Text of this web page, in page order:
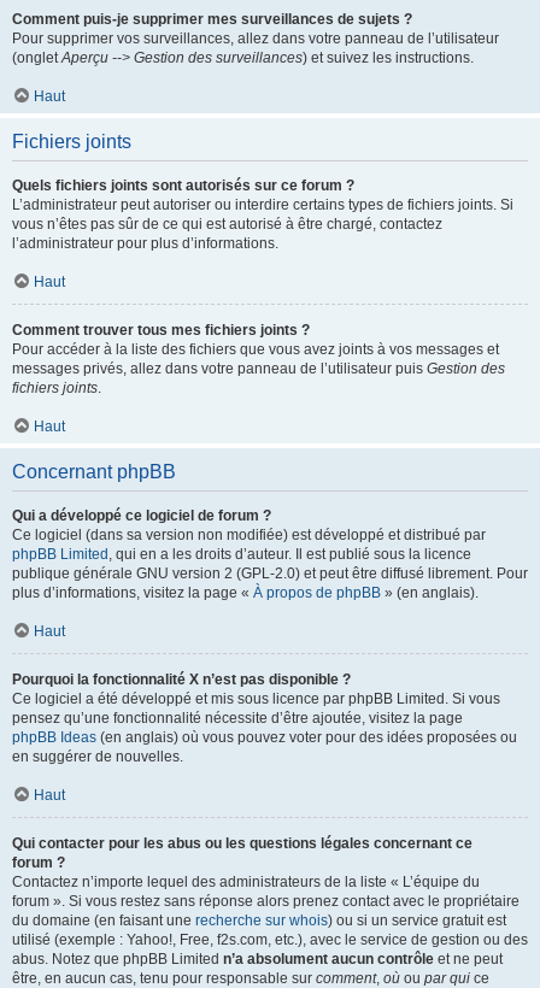
Comment puis-je supprimer mes surveillances de sujets ?
Pour supprimer vos surveillances, allez dans votre panneau de l’utilisateur
(ongletAperçu --> Gestion des surveillances) et suivez les instructions.
Haut
Fichiers joints
Quels fichiers joints sont autorisés sur ce forum ?
L’administrateur peut autoriser ou interdire certains types de fichiers joints. Si
vous n’êtes pas sûr de ce qui est autorisé à être chargé, contactez
l’administrateur pour plus d’informations.
Haut
Comment trouver tous mes fichiers joints ?
Pour accéder à la liste des fichiers que vous avez joints à vos messages et
messages privés, allez dans votre panneau de l’utilisateur puis Gestion des
fichiers joints.
Haut
Concernant phpBB
Qui a développé ce logiciel de forum ?
Ce logiciel (dans sa version non modifiée) est développé et distribué par
phpBB Limited , qui en a les droits d’auteur. Il est publié sous la licence
publique générale GNU version 2 (GPL-2.0) et peut être diffusé librement. Pour
plus d’informations, visitez la page « À propos de phpBB » (en anglais).
Haut
Pourquoi la fonctionnalité X n’est pas disponible ?
Ce logiciel a été développé et mis sous licence par phpBB Limited. Si vous
pensez qu’une fonctionnalité nécessite d’être ajoutée, visitez la page
phpBB Ideas (en anglais) où vous pouvez voter pour des idées proposées ou
en suggérer de nouvelles.
Haut
Qui contacter pour les abus ou les questions légales concernant ce
forum ?
Contactez n’importe lequel des administrateurs de la liste « L’équipe du
forum ». Si vous restez sans réponse alors prenez contact avec le propriétaire
du domaine (en faisant une recherche sur whois) ou si un service gratuit est
utilisé (exemple : Yahoo!, Free, f2s.com, etc.), avec le service de gestion ou des
abus. Notez que phpBB Limited n’a absolument aucun contrôle et ne peut
être, en aucun cas, tenu pour responsable sur comment, où ou par qui ce